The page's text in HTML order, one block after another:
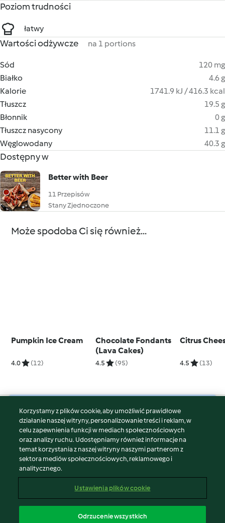
Poziom trudności
łatwy
Wartości odżywcze na 1 portions
Sód
120 mg
Białko
4.6 g
Kalorie
1741.9 kJ / 416.3 kcal
Tłuszcz
19.5 g
Błonnik
0 g
Tłuszcz nasycony
11.1 g
Węglowodany
40.3 g
Dostępny w
Better with Beer
11 Przepisów
Stany Zjednoczone
Może spodoba Ci się również...
Pumpkin Ice Cream
4.0 (12)
Chocolate Fondants
(Lava Cakes)
4.5 (95)
Citrus
4.5 (13)
© Copyright 2026
Warunki korzystania
Polityka prywatności
Disclaimer
Znak wydawcy
Zgłoś treść
Korzystamy z plików cookie, aby umożliwić prawidłowe
działanie naszej witryny, personalizowanie treści i reklam, w
celu zapewnienia funkcji w mediach społecznościowych
oraz analizy ruchu. Udostępniamy również informacje na
temat korzystania z naszej witryny naszymi partnerom z
sektora mediów społecznościowych, reklamowego i
analitycznego.
Ustawienia plików cookie
Odrzucenie wszystkich